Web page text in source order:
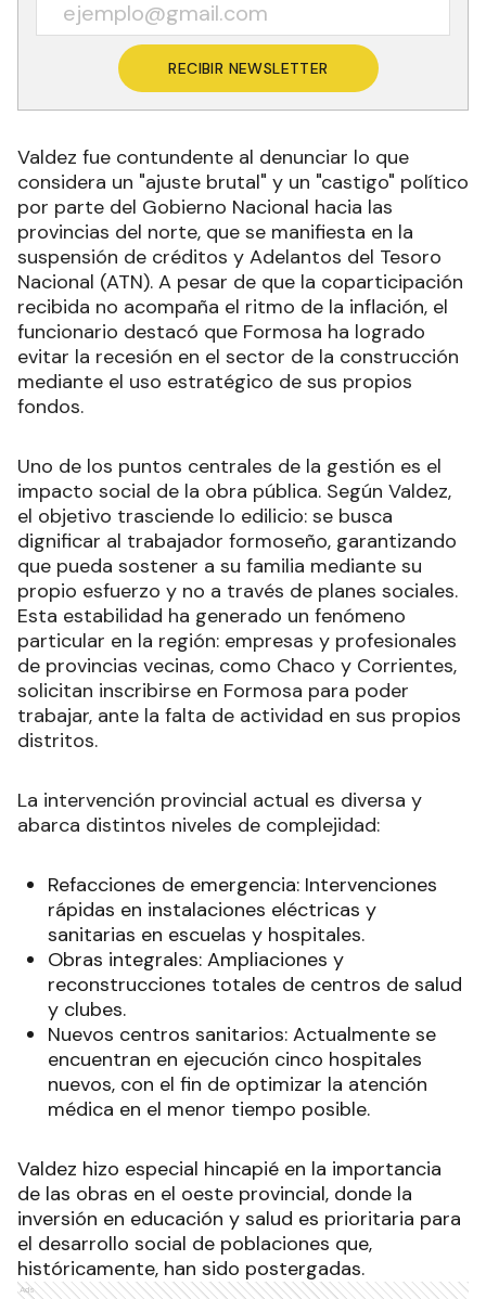
RECIBIR NEWSLETTER
Valdez fue contundente al denunciar lo que
considera un "ajuste brutal" y un "castigo" político
por parte del Gobierno Nacional hacia las
provincias del norte, que se manifiesta en la
suspensión de créditos y Adelantos del Tesoro
Nacional (ATN). A pesar de que la coparticipación
recibida no acompaña el ritmo de la inflación, el
funcionario destacó que Formosa ha logrado
evitar la recesión en el sector de la construcción
mediante el uso estratégico de sus propios
fondos.
Uno de los puntos centrales de la gestión es el
impacto social de la obra pública. Según Valdez,
el objetivo trasciende lo edilicio: se busca
dignificar al trabajador formoseño, garantizando
que pueda sostener a su familia mediante su
propio esfuerzo y no a través de planes sociales.
Esta estabilidad ha generado un fenómeno
particular en la región: empresas y profesionales
de provincias vecinas, como Chaco y Corrientes,
solicitan inscribirse en Formosa para poder
trabajar, ante la falta de actividad en sus propios
distritos.
La intervención provincial actual es diversa y
abarca distintos niveles de complejidad:
Refacciones de emergencia: Intervenciones
rápidas en instalaciones eléctricas y
sanitarias en escuelas y hospitales.
Obras integrales: Ampliaciones y
reconstrucciones totales de centros de salud
y clubes.
Nuevos centros sanitarios: Actualmente se
encuentran en ejecución cinco hospitales
nuevos, con el fin de optimizar la atención
médica en el menor tiempo posible.
Valdez hizo especial hincapié en la importancia
de las obras en el oeste provincial, donde la
inversión en educación y salud es prioritaria para
el desarrollo social de poblaciones que,
históricamente, han sido postergadas.
Ads